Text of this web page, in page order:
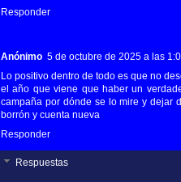
Responder
Anónimo 5 de octubre de 2025 a las
Lo positivo dentro de todo es que no
el año que viene que haber un
campaña por dónde se lo mire y dejar
borrón y cuenta nueva
Responder
Respuestas